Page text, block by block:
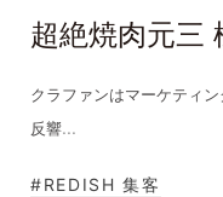
超絶焼肉元三
クラファンはマーケティ
反響...
#REDISH 集客